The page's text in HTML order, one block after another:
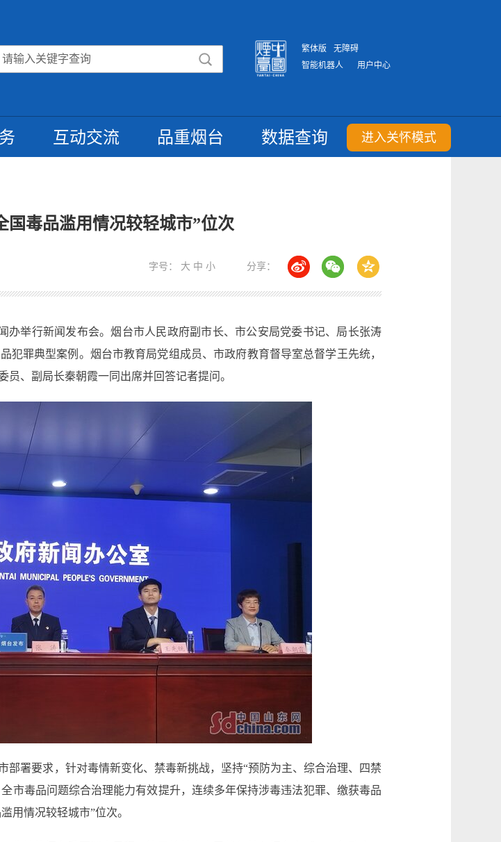
繁体版
无障碍
智能机器人
用户中心
互动交流 品重烟台 数据查询 进入关怀模式
国毒品滥用情况较轻城市”位次
分享：
字号： 大 中 小
办举行新闻发布会。烟台市人民政府副市长、市公安局党委书记、局长张涛
犯罪典型案例。烟台市教育局党组成员、市政府教育督导室总督学王先统，
、副局长秦朝霞一同出席并回答记者提问。
署要求，针对毒情新变化、禁毒新挑战，坚持“预防为主、综合治理、四禁
市毒品问题综合治理能力有效提升，连续多年保持涉毒违法犯罪、缴获毒品
用情况较轻城市”位次。